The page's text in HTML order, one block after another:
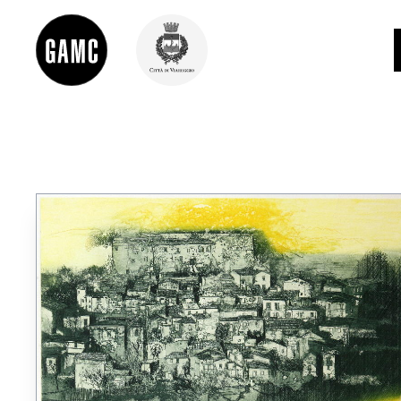
DIDATTICA
SHOP
LE COLLEZIONI
GLI AUTORI
LORENZO VIANI
MOSTRE
EVENTI
PALAZZO DELLE MUSE